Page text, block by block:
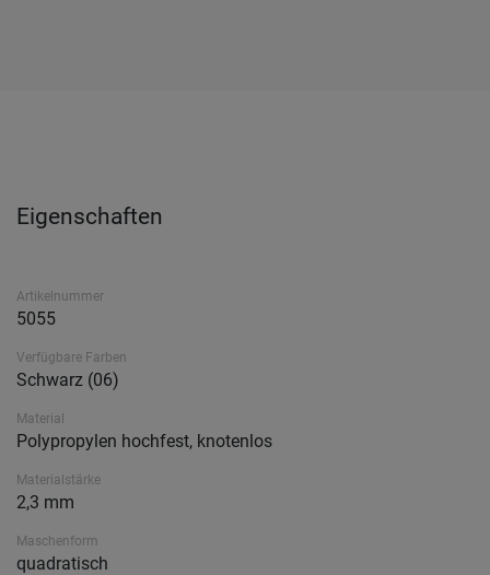
Eigenschaften
Artikelnummer
5055
Verfügbare Farben
Schwarz (06)
Material
Polypropylen hochfest, knotenlos
Materialstärke
2,3 mm
Maschenform
quadratisch